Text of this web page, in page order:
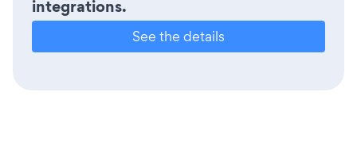
integrations.
See the details